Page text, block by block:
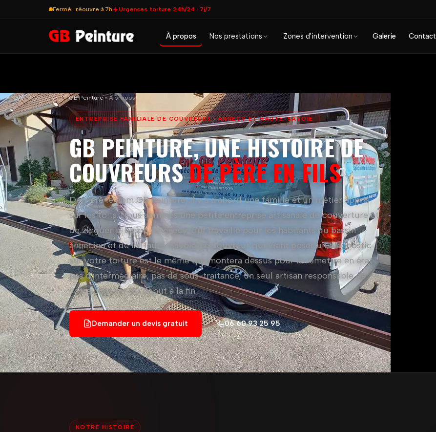
Fermé · réouvre à 7h Urgences toiture 24h/24 · 7j/7
À propos Nos prestations Zones d'intervention Galerie Contact
GB Peinture»À propos
ENTREPRISE FAMILIALE DE COUVREURS · ANNECY ET HAUTE-SAVOIE
GB PEINTURE, UNE HISTOIRE DE
COUVREURSDE PÈRE EN FILS
Derrière le nom GB Peinture, il y a d'abord une famille et un métier appris
sur les toits. Nous sommes une petite entreprise artisanale de couverture et
de zinguerie, basée à Annecy, qui travaille pour les habitants du bassin
annécien et de la Haute-Savoie. Le couvreur qui vient poser un diagnostic
sur votre toiture est le même qui montera dessus pour la remettre en état :
pas d'intermédiaire, pas de sous-traitance, un seul artisan responsable de
votre chantier du début à la fin.
Demander un devis gratuit 06 60 93 25 95
NOTRE HISTOIRE